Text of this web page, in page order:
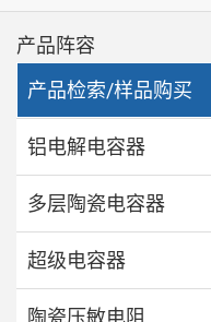
产品阵容
产品检索/样品购买
铝电解电容器
多层陶瓷电容器
超级电容器
陶瓷压敏电阻